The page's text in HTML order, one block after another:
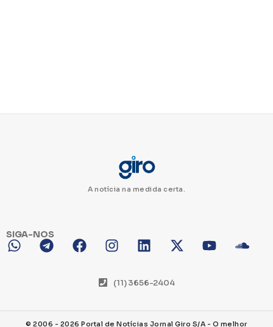
A notícia na medida certa.
SIGA-NOS
(11) 3656-2404
© 2006 - 2026 Portal de Notícias Jornal Giro S/A - O melhor